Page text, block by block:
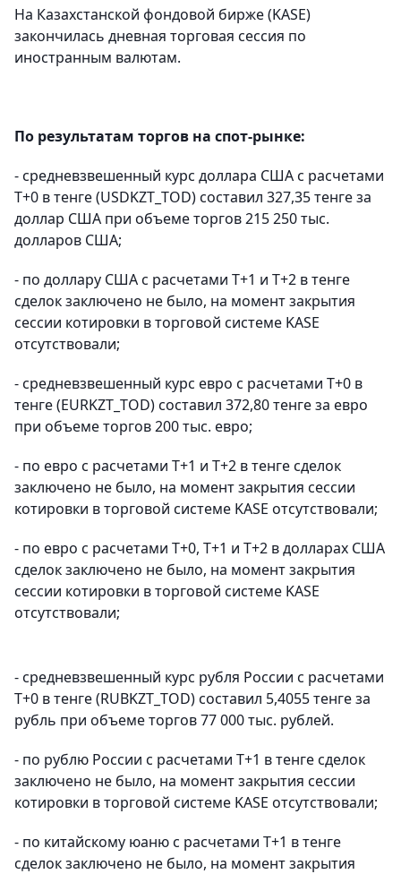
На Казахстанской фондовой бирже (KASE)
закончилась дневная торговая сессия по
иностранным валютам.
По результатам торгов на спот-рынке:
- средневзвешенный курс доллара США с расчетами
T+0 в тенге (USDKZT_TOD) составил 327,35 тенге за
доллар США при объеме торгов 215 250 тыс.
долларов США;
- по доллару США с расчетами T+1 и T+2 в тенге
сделок заключено не было, на момент закрытия
сессии котировки в торговой системе KASE
отсутствовали;
- средневзвешенный курс евро с расчетами T+0 в
тенге (EURKZT_TOD) составил 372,80 тенге за евро
при объеме торгов 200 тыс. евро;
- по евро с расчетами T+1 и T+2 в тенге сделок
заключено не было, на момент закрытия сессии
котировки в торговой системе KASE отсутствовали;
- по евро с расчетами T+0, T+1 и T+2 в долларах США
сделок заключено не было, на момент закрытия
сессии котировки в торговой системе KASE
отсутствовали;
- средневзвешенный курс рубля России с расчетами
T+0 в тенге (RUBKZT_TOD) составил 5,4055 тенге за
рубль при объеме торгов 77 000 тыс. рублей.
- по рублю России с расчетами T+1 в тенге сделок
заключено не было, на момент закрытия сессии
котировки в торговой системе KASE отсутствовали;
- по китайскому юаню с расчетами T+1 в тенге
сделок заключено не было, на момент закрытия